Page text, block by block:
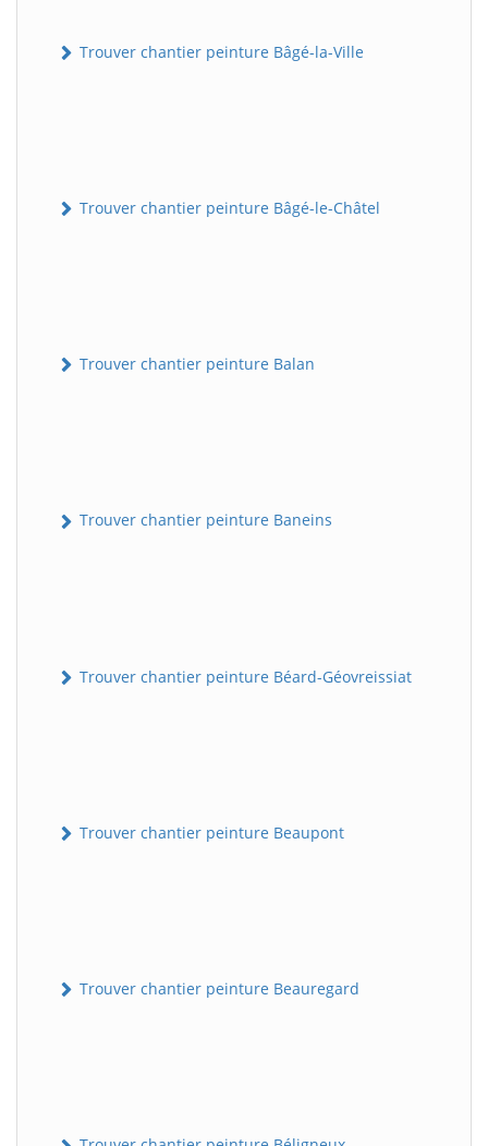
Trouver chantier peinture Bâgé-la-Ville
Trouver chantier peinture Bâgé-le-Châtel
Trouver chantier peinture Balan
Trouver chantier peinture Baneins
Trouver chantier peinture Béard-Géovreissiat
Trouver chantier peinture Beaupont
Trouver chantier peinture Beauregard